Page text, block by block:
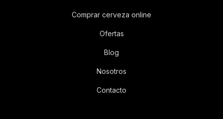
Comprar cerveza online
Ofertas
Blog
Nosotros
Contacto